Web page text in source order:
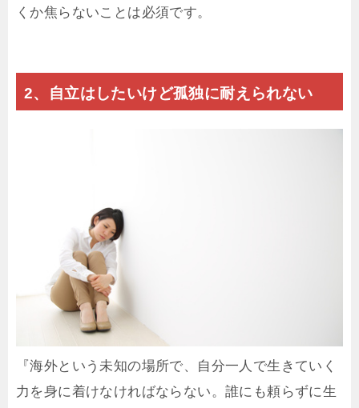
くか焦らないことは必須です。
2、自立はしたいけど孤独に耐えられない
『海外という未知の場所で、自分一人で生きていく
力を身に着けなければならない。誰にも頼らずに生